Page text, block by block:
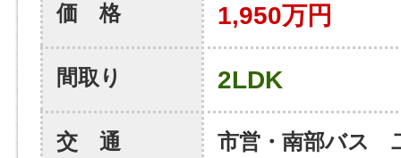
価 格 1,950万円
間取り 2LDK
交 通
市営・南部バス